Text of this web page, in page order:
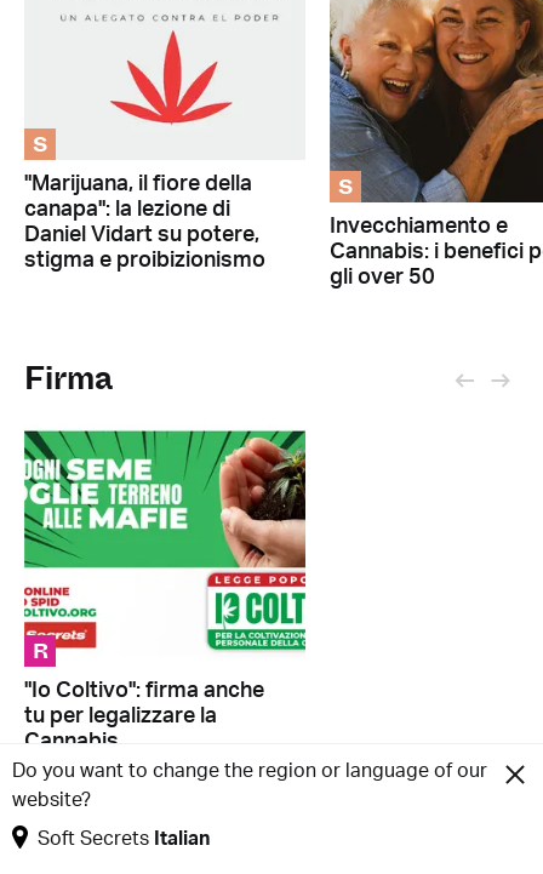
Do you want to change the region or language of our
website?
Soft Secrets Italian
S
"Marijuana, il fiore della
canapa": la lezione di
Daniel Vidart su potere,
stigma e proibizionismo
S
Invecchiamento e
Cannabis: i benefici
gli over 50
Firma
R
"Io Coltivo": firma anche
tu per legalizzare la
Cannabis
Tabella III